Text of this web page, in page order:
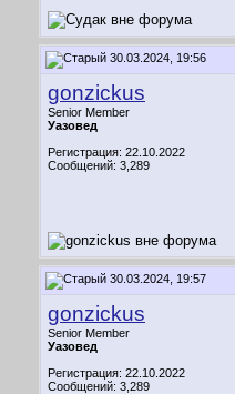
30.03.2024, 19:56
gonzickus
Senior Member
Уазовед
Регистрация: 22.10.2022
Сообщений: 3,289
30.03.2024, 19:57
gonzickus
Senior Member
Уазовед
Регистрация: 22.10.2022
Сообщений: 3,289